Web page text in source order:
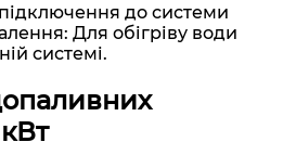
до системи
Для обігріву води
системі.